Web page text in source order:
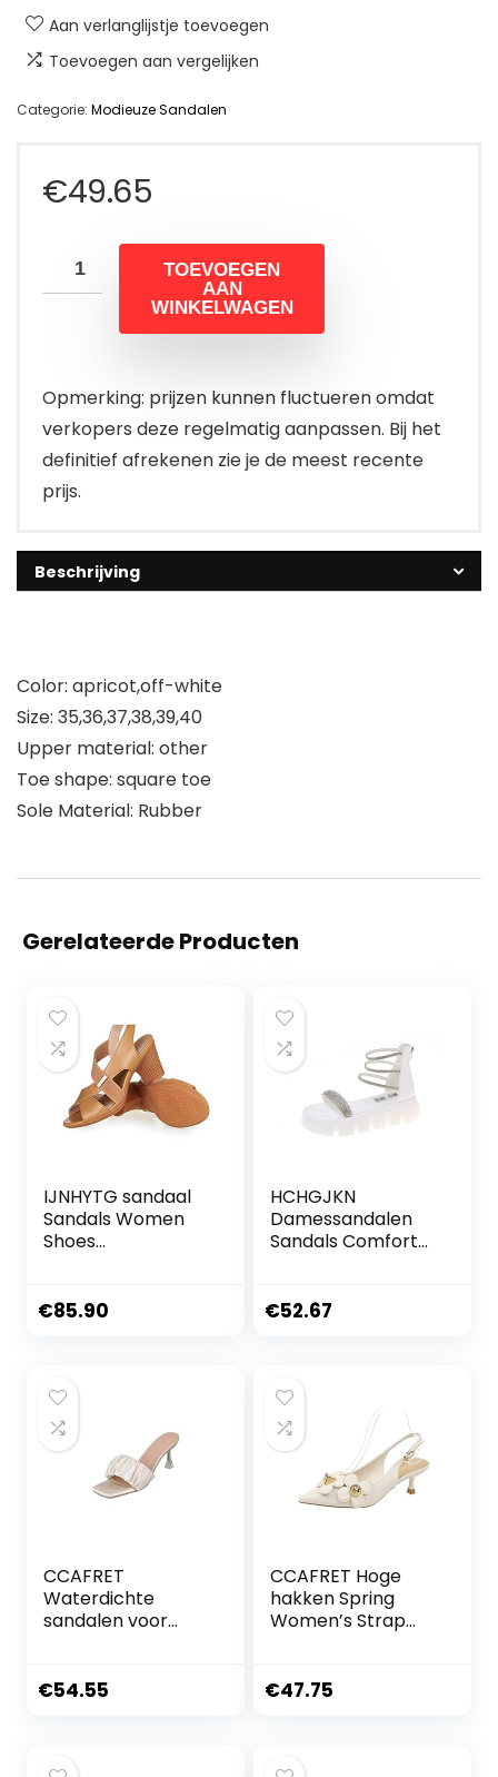
Aan verlanglijstje toevoegen
Toevoegen aan vergelijken
Categorie: Modieuze Sandalen
€49.65
TOEVOEGEN
AAN
WINKELWAGEN
Opmerking: prijzen kunnen fluctueren omdat
verkopers deze regelmatig aanpassen. Bij het
definitief afrekenen zie je de meest recente
prijs.
Beschrijving
Color: apricot,off-white
Size: 35,36,37,38,39,40
Upper material: other
Toe shape: square toe
Sole Material: Rubber
Gerelateerde Producten
IJNHYTG sandaal
Sandals Women
Shoes
Peep Toe Non-slip
€85.90
HCHGJKN
Damessandalen
Sandals Comfort
Height Muffins
€52.67
CCAFRET
Waterdichte
sandalen voor
High Heels Sexy
€54.55
CCAFRET Hoge
hakken Spring
Women’s Strap
High Heels Thin
€47.75